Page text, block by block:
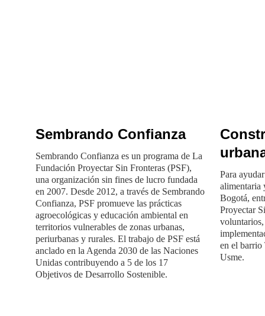
Sembrando Confianza
Sembrando Confianza es un programa de La
Fundación Proyectar Sin Fronteras (PSF),
una organización sin fines de lucro fundada
en 2007. Desde 2012, a través de Sembrando
Confianza, PSF promueve las prácticas
agroecológicas y educación ambiental en
territorios vulnerables de zonas urbanas,
periurbanas y rurales. El trabajo de PSF está
anclado en la Agenda 2030 de las Naciones
Unidas contribuyendo a 5 de los 17
Objetivos de Desarrollo Sostenible.
Para
alimentaria
Bogotá,
Proyectar
voluntarios,
en el barrio
Usme.